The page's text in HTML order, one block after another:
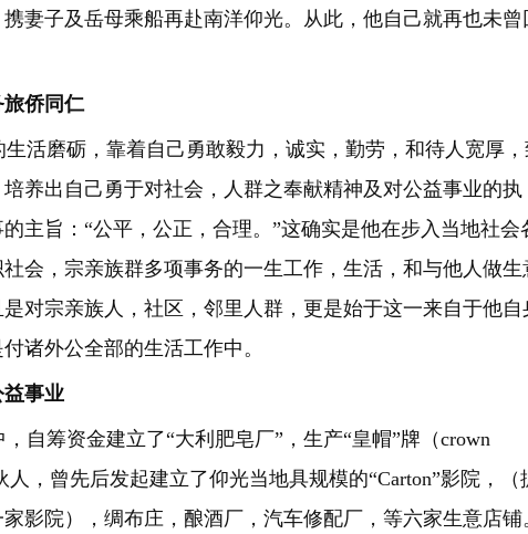
妻子及岳母乘船再赴南洋仰光。从此，他自己就再也未曾
侨同仁
活磨砺，靠着自己勇敢毅力，诚实，勤劳，和待人宽厚
养出自己勇于对社会，人群之奉献精神及对公益事业的执
的主旨：“公平，公正，合理。”这确实是他在步入当地社会
会，宗亲族群多项事务的一生工作，生活，和与他人做生
对宗亲族人，社区，邻里人群，更是始于这一来自于他自
诸外公全部的生活工作中。
事业
自筹资金建立了“大利肥皂厂”，生产“皇帽”牌（crown
，曾先后发起建立了仰光当地具规模的“Carton”影院，（
影院），绸布庄，酿酒厂，汽车修配厂，等六家生意店铺